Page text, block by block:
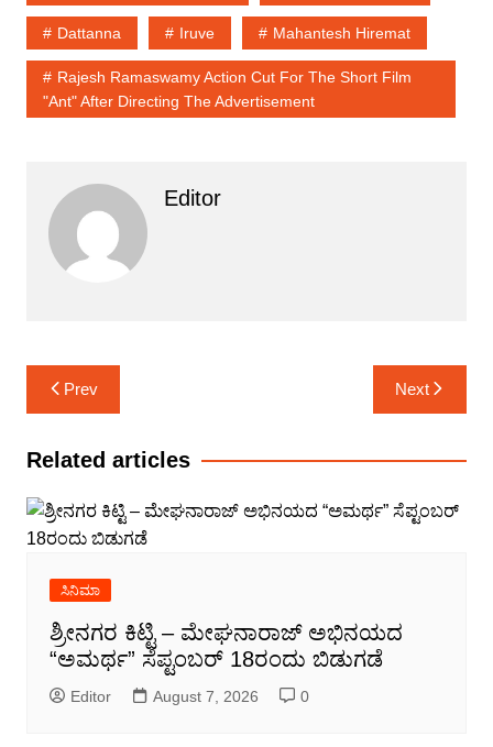
Dattanna Iruve Mahantesh Hiremat
Rajesh Ramaswamy Action Cut For The Short Film
"Ant" After Directing The Advertisement
Editor
Post
navigation
Prev Next
Related articles
ಸಿನಿಮಾ
ಶ್ರೀನಗರ ಕಿಟ್ಟಿ – ಮೇಘನಾರಾಜ್ ಅಭಿನಯದ
“ಅಮರ್ಥ” ಸೆಪ್ಟಂಬರ್ 18ರಂದು ಬಿಡುಗಡೆ
Editor August 7, 2026 0